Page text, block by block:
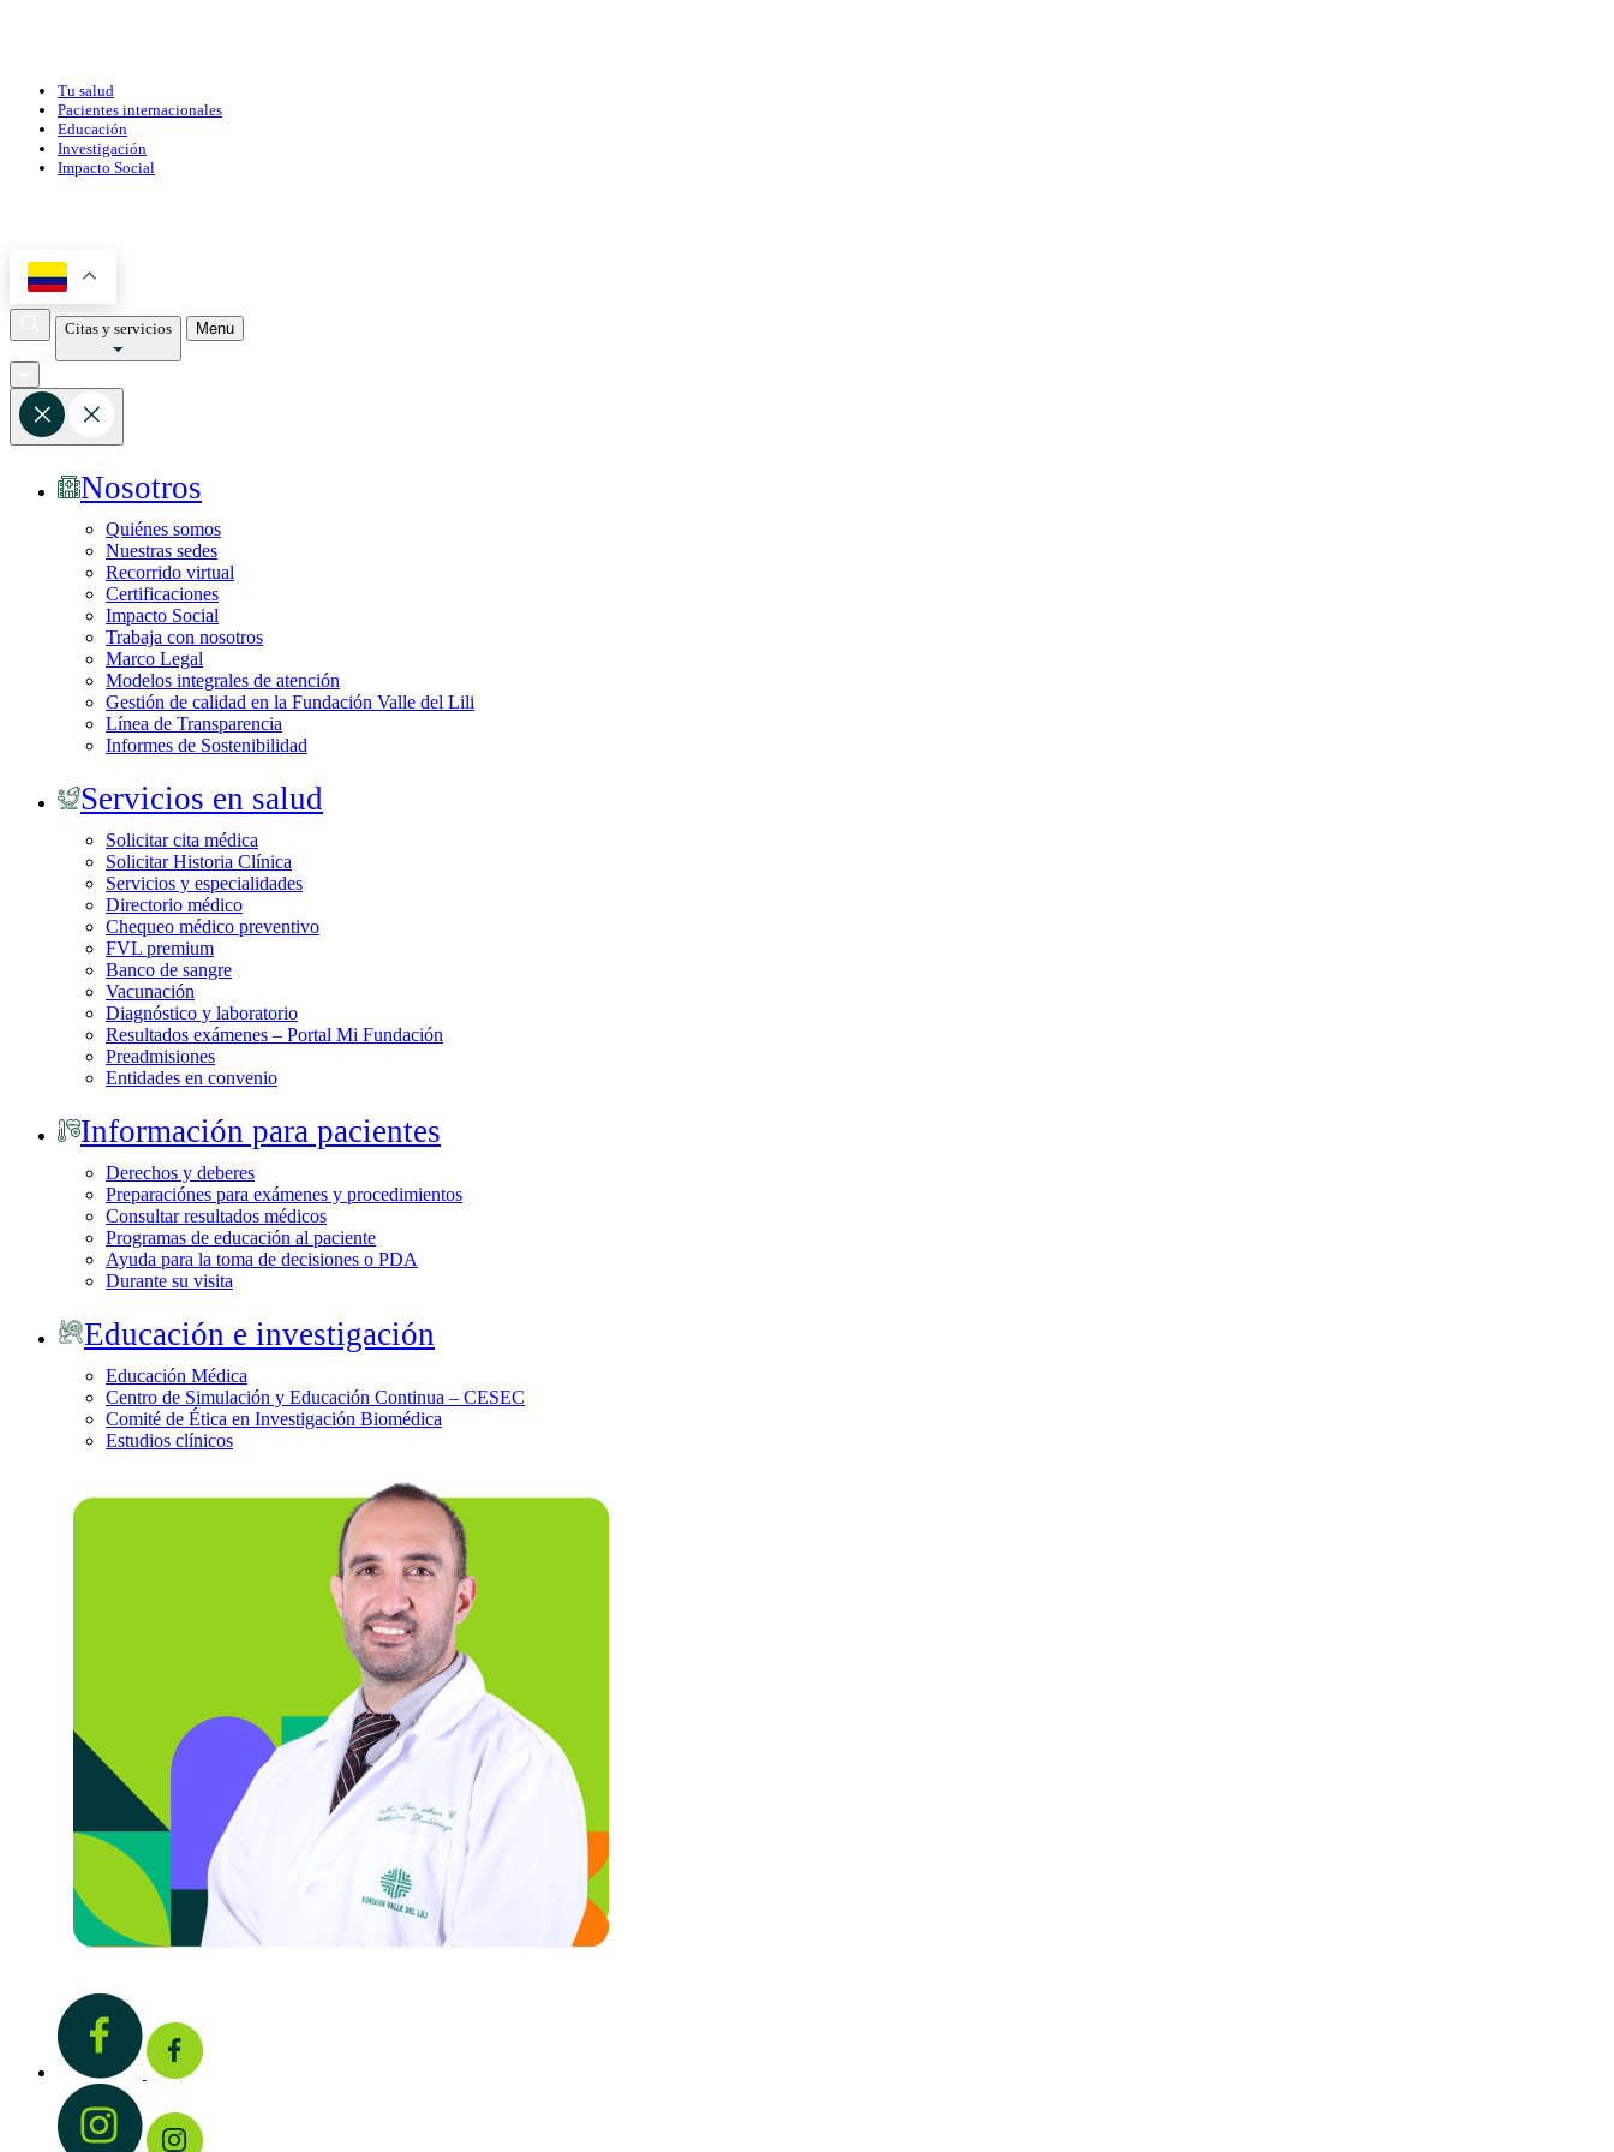
Tu salud
Pacientes internacionales
Educación
Investigación
Impacto Social
Citas y servicios Menu
Nosotros
Quiénes somos
Nuestras sedes
Recorrido virtual
Certificaciones
Impacto Social
Trabaja con nosotros
Marco Legal
Modelos integrales de atención
Gestión de calidad en la Fundación Valle del Lili
Línea de Transparencia
Informes de Sostenibilidad
Servicios en salud
Solicitar cita médica
Solicitar Historia Clínica
Servicios y especialidades
Directorio médico
Chequeo médico preventivo
FVL premium
Banco de sangre
Vacunación
Diagnóstico y laboratorio
Resultados exámenes – Portal Mi Fundación
Preadmisiones
Entidades en convenio
Información para pacientes
Derechos y deberes
Preparaciónes para exámenes y procedimientos
Consultar resultados médicos
Programas de educación al paciente
Ayuda para la toma de decisiones o PDA
Durante su visita
Educación e investigación
Educación Médica
Centro de Simulación y Educación Continua – CESEC
Comité de Ética en Investigación Biomédica
Estudios clínicos